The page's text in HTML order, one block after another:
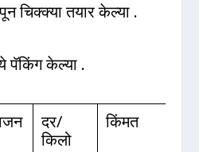
चिक्क्या तयार केल्या .
पॅकिंग केल्या .
दर/
किलो
किंमत